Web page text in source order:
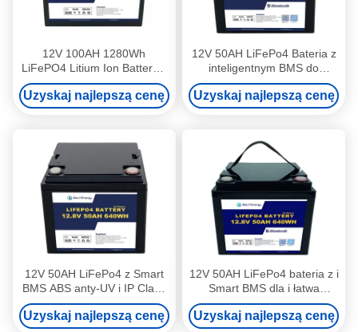
12V 100AH 1280Wh
LiFePO4 Litium Ion Battery z
nowymi ogniwami
pryzmatycznymi klasy A
Uzyskaj najlepszą cenę
12V 50AH LiFePo4 Bateria z
inteligentnym BMS do
uruchamiania i
przechowywania energii na
łodziach
Uzyskaj najlepszą cenę
12V 50AH LiFePo4 z Smart
BMS ABS anty-UV i IP Class
IP65
Uzyskaj najlepszą cenę
12V 50AH LiFePo4 bateria z i
Smart BMS dla i łatwa
wymiana
Uzyskaj najlepszą cenę